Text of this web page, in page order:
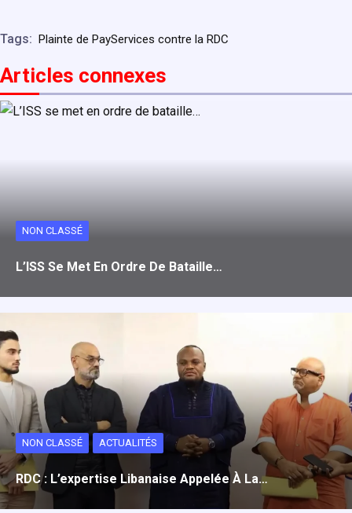
ce
b
o
o
st
d
o
ail at
A
p
ta
er
Tags: Plainte de PayServices contre la RDC
Articles connexes
NON CLASSÉ
L’ISS Se Met En Ordre De Bataille…
NON CLASSÉ ACTUALITÉS
RDC : L’expertise Libanaise Appelée À La…